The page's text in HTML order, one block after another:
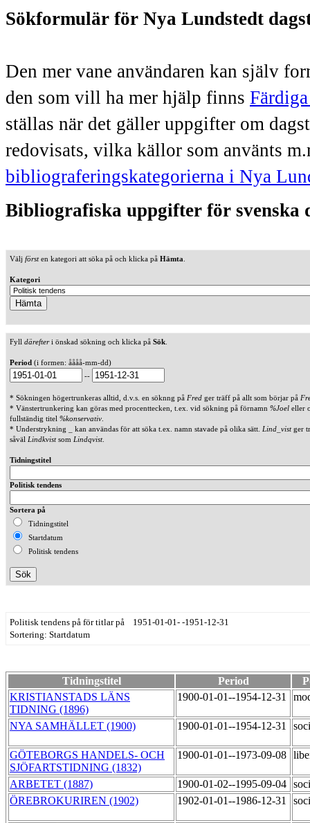
Sökformulär för Nya Lundstedt
Den mer vane användaren kan själv
den som vill ha mer hjälp finns
ställas när det gäller uppgifter om
redovisats, vilka källor som använts
bibliograferingskategorierna i Nya
Bibliografiska uppgifter för svenska
Välj försten kategori att söka på och klicka på Hämta
Kategori
Fyll därefteri önskad sökning och klicka på Sök
Period (i formen: åååå-mm-dd)
--
* Sökningen högertrunkeras alltid, d.v.s. en söknng på Fred ger träff på allt som börjar på
* Vänstertrunkering kan göras med procenttecken, t.ex. vid sökning på förnamn %Joel eller
fullständig titel %konservativ
* Understrykning _ kan användas för att söka t.ex. namn stavade på olika sätt. Lind_vistger
såväl Lindkvistsom Lindqvist.
Tidningstitel
Politisk tendens
Sortera på
Tidningstitel
Startdatum
Politisk tendens
Politisk tendens på för titlar på 1951-01-01- -1951-12-31
Sortering: Startdatum
Tidningstitel Period
KRISTIANSTADS LÄNS
TIDNING (1896)
1900-01-01--1954-12-31
NYA SAMHÄLLET (1900) 1900-01-01--1954-12-31
GÖTEBORGS HANDELS- OCH
SJÖFARTSTIDNING (1832)
1900-01-01--1973-09-08
ARBETET (1887) 1900-01-02--1995-09-04
ÖREBROKURIREN (1902)
1902-01-01--1986-12-31